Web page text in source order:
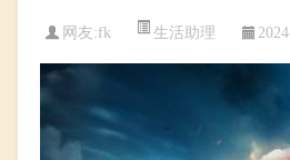
网友:fk 生活助理